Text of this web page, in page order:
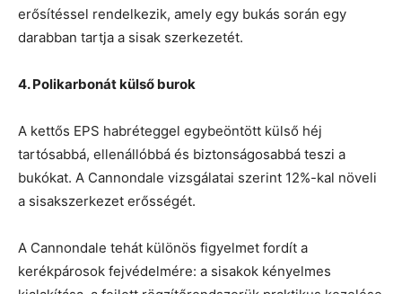
erősítéssel rendelkezik, amely egy bukás során egy
darabban tartja a sisak szerkezetét.
4. Polikarbonát külső burok
A kettős EPS habréteggel egybeöntött külső héj
tartósabbá, ellenállóbbá és biztonságosabbá teszi a
bukókat. A Cannondale vizsgálatai szerint 12%-kal növeli
a sisakszerkezet erősségét.
A Cannondale tehát különös figyelmet fordít a
kerékpárosok fejvédelmére: a sisakok kényelmes